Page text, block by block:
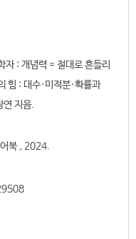
자 : 개념력 = 절대로 흔들리
힘 : 대수·미적분·확률과
연 지음.
북 , 2024.